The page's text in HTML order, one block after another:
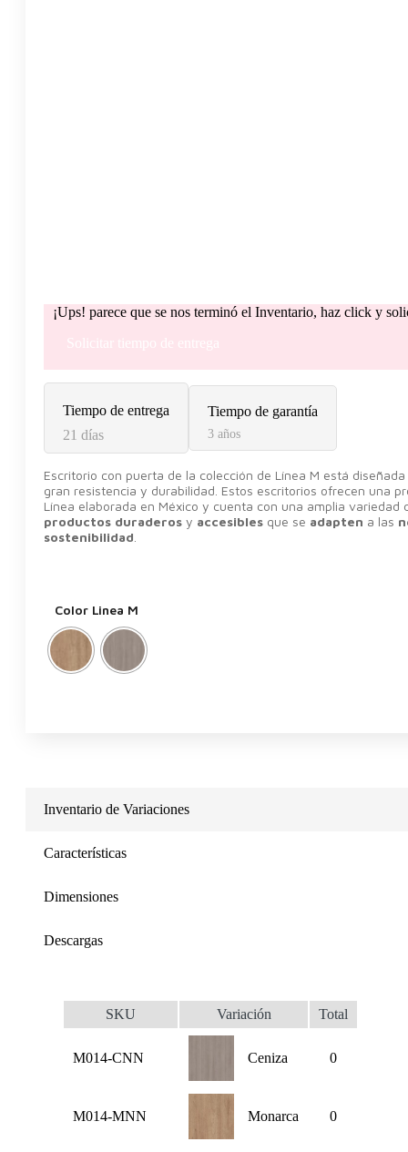
¡Ups! parece que se nos terminó el Inventario, haz click y
Solicitar tiempo de entrega
Tiempo de entrega
21 días
Tiempo de garantía
3 años
Escritorio con puerta de la colección de Línea M está
gran resistencia y durabilidad. Estos escritorios ofrecen una
Línea elaborada en México y cuenta con una amplia
productos duraderos y accesibles que se adapten a las
sostenibilidad
Color Linea M
Inventario de Variaciones
Características
Dimensiones
Descargas
SKU Variación Total
M014-CNN Ceniza 0
M014-MNN Monarca 0